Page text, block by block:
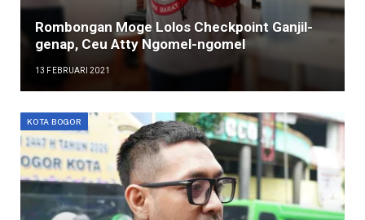
Rombongan Moge Lolos Checkpoint Ganjil-
genap, Ceu Atty Ngomel-ngomel
13 FEBRUARI 2021
KOTA BOGOR